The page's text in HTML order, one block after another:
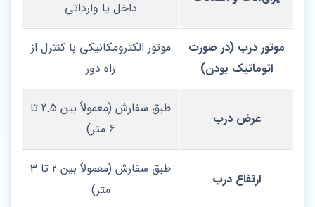
داخل یا وارداتی
موتور درب (در صورت
اتوماتیک بودن)
موتور الکترومکانیکی با کنترل از
راه دور
عرض درب
طبق سفارش (معمولاً بین 2.5 تا
6 متر)
ارتفاع درب
طبق سفارش (معمولاً بین 2 تا 3
متر)